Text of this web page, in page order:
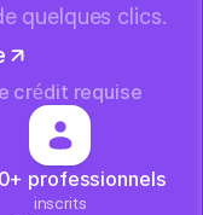
quelques clics.
crédit requise
professionnels
inscrits